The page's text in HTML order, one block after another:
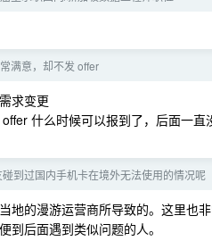
满意，却不发 offer
求变更
什么时候可以报到了，后面一
到过国内手机卡在境外无法使用的情况呢
的漫游运营商所导致的。这里也非
后面遇到类似问题的人。